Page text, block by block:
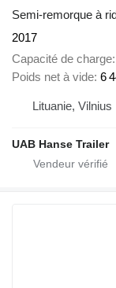
Semi-remorque à
2017
Capacité de charge
Poids net à vide 6
Lituanie, Vilnius
UAB Hanse Trailer